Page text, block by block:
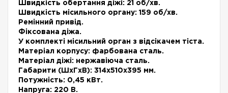
Швидкість обертання діжі: 21 об/хв.
Швидкість місильного органу: 159 об/хв.
Ремінний привід.
Фіксована діжа.
У комплекті місильний орган з відсікачем тіста.
Матеріал корпусу: фарбована сталь.
Матеріал діжі: нержавіюча сталь.
Габарити (ШхГхВ): 314х510х395 мм.
Потужність: 0,45 кВт.
Напруга: 220 В.